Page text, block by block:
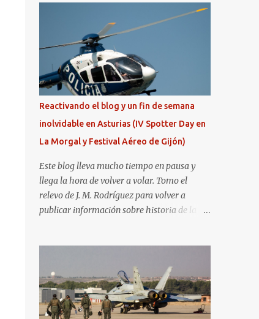
Reactivando el blog y un fin de semana
inolvidable en Asturias (IV Spotter Day en
La Morgal y Festival Aéreo de Gijón)
Este blog lleva mucho tiempo en pausa y
llega la hora de volver a volar. Tomo el
relevo de J. M. Rodríguez para volver a
publicar información sobre historia de la
que pido un poco de paciencia hasta que
todo se ponga en marcha de nuevo. Mientras
tanto, os dejo con algunas de las imágenes
que tomé este pasado fin de semana. El